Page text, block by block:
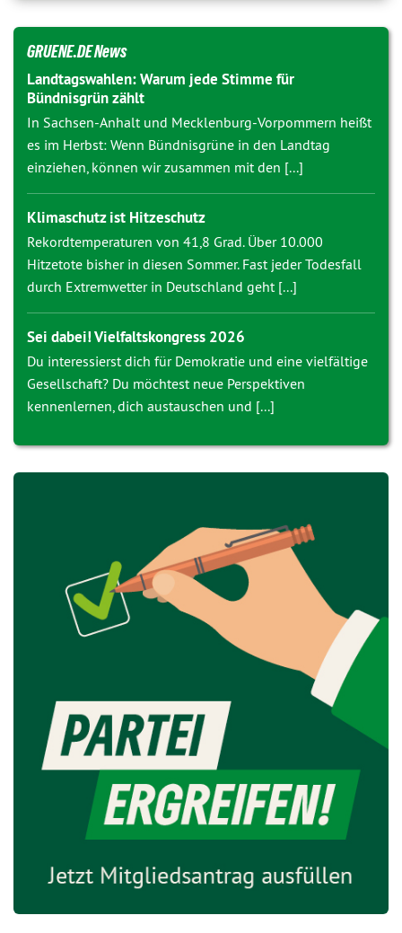
GRUENE.DE News
Landtagswahlen: Warum jede Stimme für
Bündnisgrün zählt
In Sachsen-Anhalt und Mecklenburg-Vorpommern heißt
es im Herbst: Wenn Bündnisgrüne in den Landtag
einziehen, können wir zusammen mit den [...]
Klimaschutz ist Hitzeschutz
Rekordtemperaturen von 41,8 Grad. Über 10.000
Hitzetote bisher in diesen Sommer. Fast jeder Todesfall
durch Extremwetter in Deutschland geht [...]
Sei dabei! Vielfaltskongress 2026
Du interessierst dich für Demokratie und eine vielfältige
Gesellschaft? Du möchtest neue Perspektiven
kennenlernen, dich austauschen und [...]